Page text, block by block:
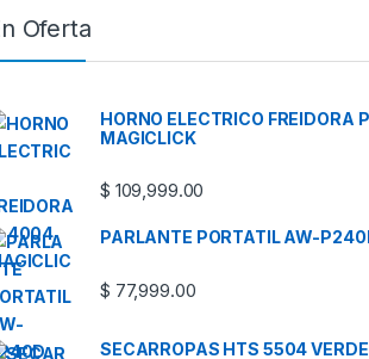
Oferta
HORNO ELECTRICO FREIDORA
MAGICLICK
$ 109,999.00
PARLANTE PORTATIL AW-
$ 77,999.00
SECARROPAS HTS 5504 VERDE